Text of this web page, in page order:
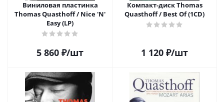
Виниловая пластинка
Thomas Quasthoff / Nice 'N'
Easy (LP)
5 860 ₽/шт
Компакт-диск Thomas
Quasthoff / Best Of (1CD)
1 120 ₽/шт